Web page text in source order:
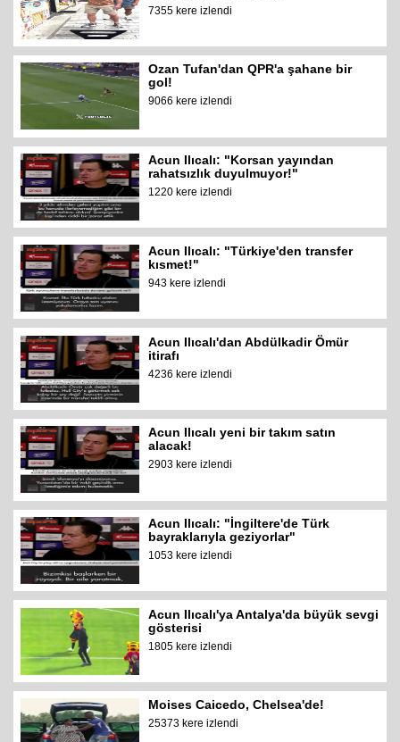
7355 kere izlendi
Ozan Tufan'dan QPR'a şahane bir
gol!
9066 kere izlendi
Acun Ilıcalı: "Korsan yayından
rahatsızlık duyulmuyor!"
1220 kere izlendi
Acun Ilıcalı: "Türkiye'den transfer
kısmet!"
943 kere izlendi
Acun Ilıcalı'dan Abdülkadir Ömür
itirafı
4236 kere izlendi
Acun Ilıcalı yeni bir takım satın
alacak!
2903 kere izlendi
Acun Ilıcalı: "İngiltere'de Türk
bayraklarıyla geziyorlar"
1053 kere izlendi
Acun Ilıcalı'ya Antalya'da büyük sevgi
gösterisi
1805 kere izlendi
Moises Caicedo, Chelsea'de!
25373 kere izlendi